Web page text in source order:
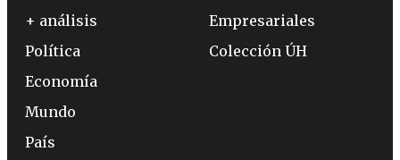
+ análisis
Política
Economía
Mundo
País
Empresariales
Colección ÚH